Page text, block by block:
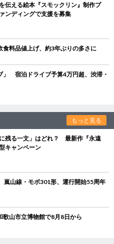
伝える絵本『スモックリン』制作プ
ンディングで支援を募集
料品値上げ、約3年ぶりの多さに
」 宿泊ドライブ予算4万円超、渋滞・
もっと見る
残る一文」はどれ？ 最新作『永遠
キャンペーン
山線・モボ301形、運行開始55周年
山市立博物館で8月8日から